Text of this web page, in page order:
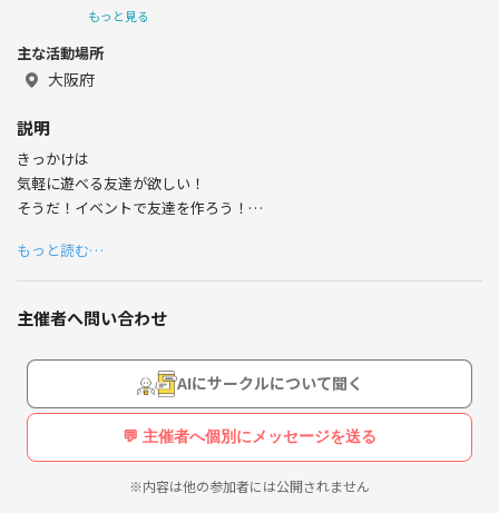
スポーツ🏃‍♂️・ボードゲーム🎲・BBQ🍖・映画🎬・旅行
とにかく「楽しいこと」が大好きです！
もっと見る
主な活動場所
大阪府
説明
きっかけは
気軽に遊べる友達が欲しい！
そうだ！イベントで友達を作ろう！
ゆる～く楽しいイベントです
【こんな方に来て欲しい】
・友達を作りたい方
・サークル立ち上げに伴って、サークルを支えてくれる方
・地方から出てきて大阪に友達いない方
・やりたいイベントがいっぱいある方
・イベントを全力で楽しんでくれる方
・毎日の繰り返しで楽しみがない方
・学生の頃のサークルを思い出したい方
・大人になっても青春したい方
もっと読む…
主催者へ問い合わせ
AIにサークルについて聞く
💬 主催者へ個別にメッセージを送る
※内容は他の参加者には公開されません